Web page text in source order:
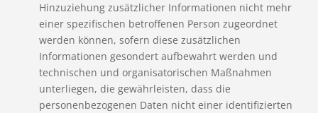
Hinzuziehung zusätzlicher Informationen nicht mehr
einer spezifischen betroffenen Person zugeordnet
werden können, sofern diese zusätzlichen
Informationen gesondert aufbewahrt werden und
technischen und organisatorischen Maßnahmen
unterliegen, die gewährleisten, dass die
personenbezogenen Daten nicht einer identifizierten